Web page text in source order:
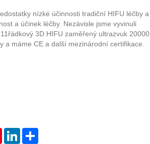
nízké účinnosti tradiční HIFU léčby a
a účinek léčby. Nezávisle jsme vyvinuli
3D HIFU zaměřený ultrazvuk 20000
a máme CE a další mezinárodní certifikace.
PinterestLinkedInShare